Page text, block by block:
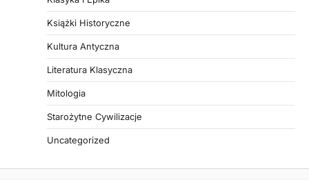
Książki Historyczne
Kultura Antyczna
Literatura Klasyczna
Mitologia
Starożytne Cywilizacje
Uncategorized